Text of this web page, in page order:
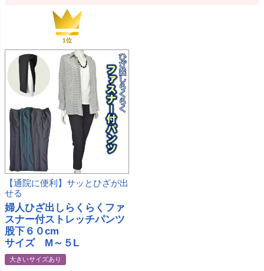
【通院に便利】サッとひざが出
せる
婦人ひざ出しらくらくファ
スナー付ストレッチパンツ
股下６０cm
サイズ M～５L
大きいサイズあり